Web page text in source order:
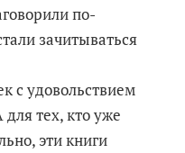
по-
зачитываться
с удовольствием
тех, кто уже
эти книги